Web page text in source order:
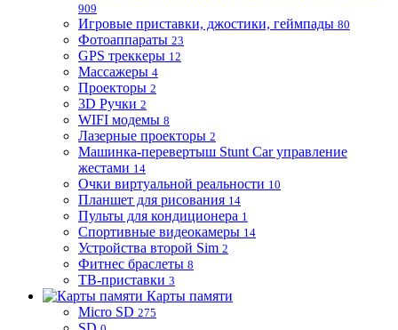
909
Игровые приставки, джостики, геймпады 80
Фотоаппараты 23
GPS треккеры 12
Массажеры 4
Проекторы 2
3D Ручки 2
WIFI модемы 8
Лазерные проекторы 2
Машинка-перевертыш Stunt Car управление
жестами 14
Очки виртуальной реальности 10
Планшет для рисования 14
Пульты для кондиционера 1
Спортивные видеокамеры 14
Устройства второй Sim 2
Фитнес браслеты 8
ТВ-приставки 3
Карты памяти
Micro SD 275